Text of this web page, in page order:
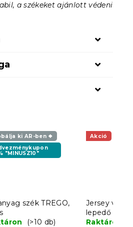
a székeket ajánlott védeni
ki AR-ben ❖
"MINUSZ10"
szék TREGO,
(>10 db)
Akció
Jersey
lepedő
Raktáron